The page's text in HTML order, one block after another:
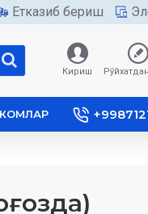
Етказиб бериш
Кириш